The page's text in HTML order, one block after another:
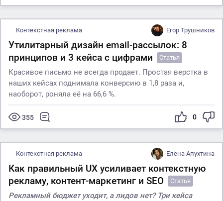
Контекстная реклама Егор Трушников
Утилитарный дизайн email-рассылок: 8
принципов и 3 кейса с цифрами
Статья
Красивое письмо не всегда продает. Простая верстка в
наших кейсах поднимала конверсию в 1,8 раза и,
наоборот, роняла её на 66,6 %.
355 0
Контекстная реклама Елена Апухтина
Как правильный UX усиливает контекстную
рекламу, контент-маркетинг и SEO
Статья
Рекламный бюджет уходит, а лидов нет? Три кейса